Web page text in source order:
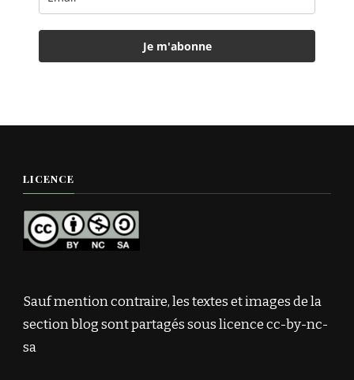
Je m'abonne
LICENCE
Sauf mention contraire, les textes et images de la
section blog sont partagés sous licence cc-by-nc-
sa